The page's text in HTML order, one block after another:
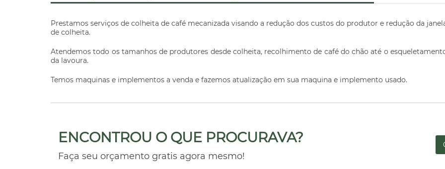
Prestamos serviços de colheita de café mecanizada visando a redução dos custos do produtor e redução da
de colheita.
Atendemos todo os tamanhos de produtores desde colheita, recolhimento de café do chão até o
da lavoura.
Temos maquinas e implementos a venda e fazemos atualização em sua maquina e implemento usado.
ENCONTROU O QUE PROCURAVA?
Faça seu orçamento gratis agora mesmo!